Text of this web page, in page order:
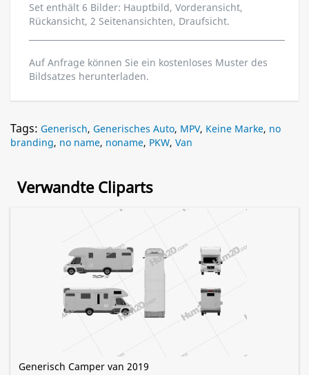
Set enthält 6 Bilder: Hauptbild, Vorderansicht,
Rückansicht, 2 Seitenansichten, Draufsicht.
Auf Anfrage können Sie ein kostenloses Muster des
Bildsatzes herunterladen.
Tags: Generisch, Generisches Auto, MPV, Keine Marke, no
branding, no name, noname, PKW, Van
Verwandte Cliparts
Generisch Camper van 2019